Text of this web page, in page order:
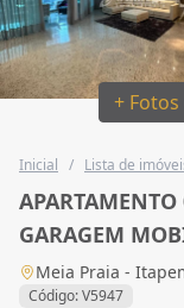
+ Fotos
Inicial / Lista de
APARTAMENTO
GARAGEM
Meia Praia -
Código: V5947